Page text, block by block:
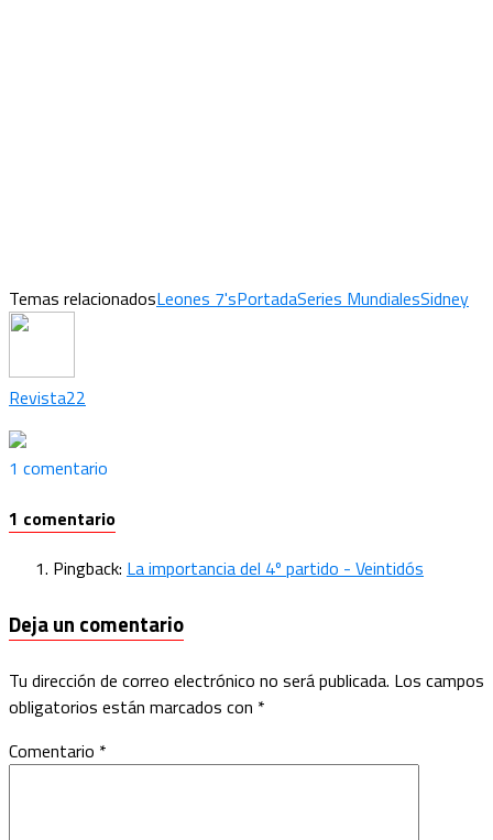
Temas relacionadosLeones 7'sPortadaSeries MundialesSidney
Revista22
1 comentario
1 comentario
Pingback: La importancia del 4º partido - Veintidós
Deja un comentario
Tu dirección de correo electrónico no será publicada. Los campos
obligatorios están marcados con *
Comentario *